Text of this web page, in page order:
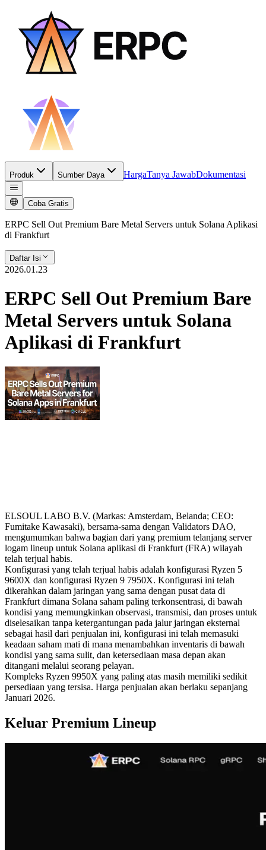
Produk Sumber Daya HargaTanya JawabDokumentasi
Coba Gratis
ERPC Sell Out Premium Bare Metal Servers untuk Solana Aplikasi
di Frankfurt
Daftar Isi
2026.01.23
ERPC Sell Out Premium Bare
Metal Servers untuk Solana
Aplikasi di Frankfurt
ELSOUL LABO B.V. (Markas: Amsterdam, Belanda; CEO:
Fumitake Kawasaki), bersama-sama dengan Validators DAO,
mengumumkan bahwa bagian dari yang premium telanjang server
logam lineup untuk Solana aplikasi di Frankfurt (FRA) wilayah
telah terjual habis.
Konfigurasi yang telah terjual habis adalah konfigurasi Ryzen 5
9600X dan konfigurasi Ryzen 9 7950X. Konfigurasi ini telah
dikerahkan dalam jaringan yang sama dengan pusat data di
Frankfurt dimana Solana saham paling terkonsentrasi, di bawah
kondisi yang memungkinkan observasi, transmisi, dan proses untuk
diselesaikan tanpa ketergantungan pada jalur jaringan eksternal
sebagai hasil dari penjualan ini, konfigurasi ini telah memasuki
keadaan saham mati di mana menambahkan inventaris di bawah
kondisi yang sama sulit, dan ketersediaan masa depan akan
ditangani melalui seorang pelayan.
Kompleks Ryzen 9950X yang paling atas masih memiliki sedikit
persediaan yang tersisa. Harga penjualan akan berlaku sepanjang
Januari 2026.
Keluar Premium Lineup